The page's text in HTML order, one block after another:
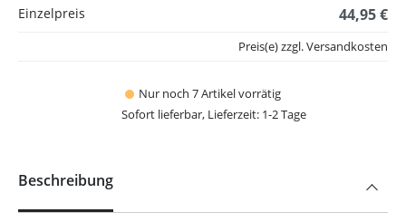
Einzelpreis
44,95 €
Nur noch 7 Artikel vorrätig
Sofort lieferbar, Lieferzeit: 1-2 Tage
Preis(e) zzgl. Versandkosten
Beschreibung